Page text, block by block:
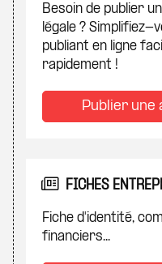
Besoin de publier
légale ? Simplifiez-
publiant en ligne
rapidement !
Publier une
FICHES
Fiche d'identité,
financiers...